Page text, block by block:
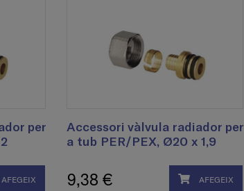
per
AFEGEIX
Accessori vàlvula radiador per
a tub PER/PEX, Ø20 x 1,9
9,38 € AFEGEIX